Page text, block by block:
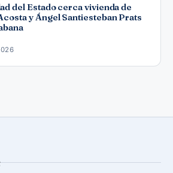
del Estado cerca vivienda de
y Ángel Santiesteban Prats